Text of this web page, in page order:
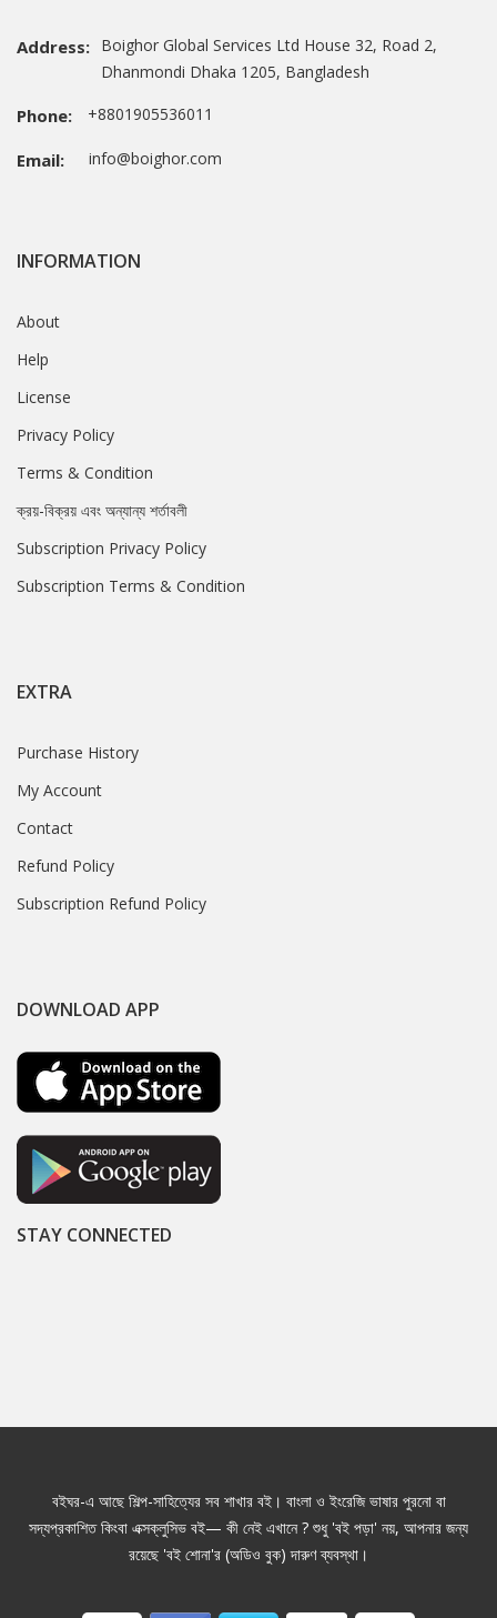
Address: Boighor Global Services Ltd House 32, Road 2,
Dhanmondi Dhaka 1205, Bangladesh
Phone: +8801905536011
Email: info@boighor.com
INFORMATION
About
Help
License
Privacy Policy
Terms & Condition
ক্রয়-বিক্রয় এবং অন্যান্য শর্তাবলী
Subscription Privacy Policy
Subscription Terms & Condition
EXTRA
Purchase History
My Account
Contact
Refund Policy
Subscription Refund Policy
DOWNLOAD APP
STAY CONNECTED
বইঘর-এ আছে শিল্প-সাহিত্যের সব শাখার বই। বাংলা ও ইংরেজি ভাষার পুরনো বা
সদ্যপ্রকাশিত কিংবা এক্সক্লুসিভ বই— কী নেই এখানে ? শুধু 'বই পড়া' নয়, আপনার জন্য
রয়েছে 'বই শোনা'র (অডিও বুক) দারুণ ব্যবস্থা।